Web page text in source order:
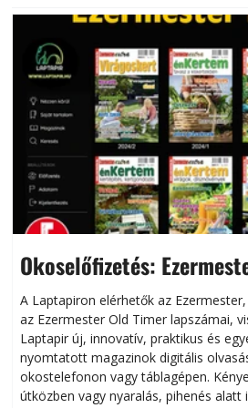
Okoselőfizetés:
A Laptapiron elérhetők az
az Ezermester Old Timer lapszámai,
Laptapir új, innovatív, praktikus és
nyomtatott magazinok digitális
okostelefonon vagy táblagépen.
útközben vagy nyaralás, pihenés alatt